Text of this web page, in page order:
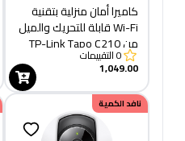
كاميرا أمان منزلية بتقنية
Wi-Fi قابلة للتحريك والميل
من TP-Link Tapo C210
0التقييمات
1,049.00
نافد الكمية